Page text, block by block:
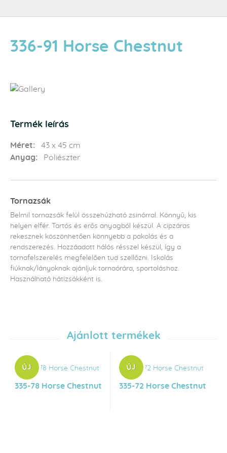
336-91 Horse Chestnut
Termék leírás
Méret:
43 x 45 cm
Anyag:
Poliészter
Tornazsák
Belmil tornazsák felül összehúzható zsinórral. Könnyű, kis
helyen elfér. Tartós és erős anyagból készül. A cipzáras
rekesznek köszönhetően könnyebb a pakolás és a
rendszerezés. Hozzáadott hálós résszel készül, így a
tornafelszerelés megfelelően tud szellőzni. Iskolás
fiúknak/lányoknak ajánljuk tornaórára, sportoláshoz.
Használható hátizsákként is.
Ajánlott termékek
335-78 Horse Chestnut 335-72 Horse Chestnut